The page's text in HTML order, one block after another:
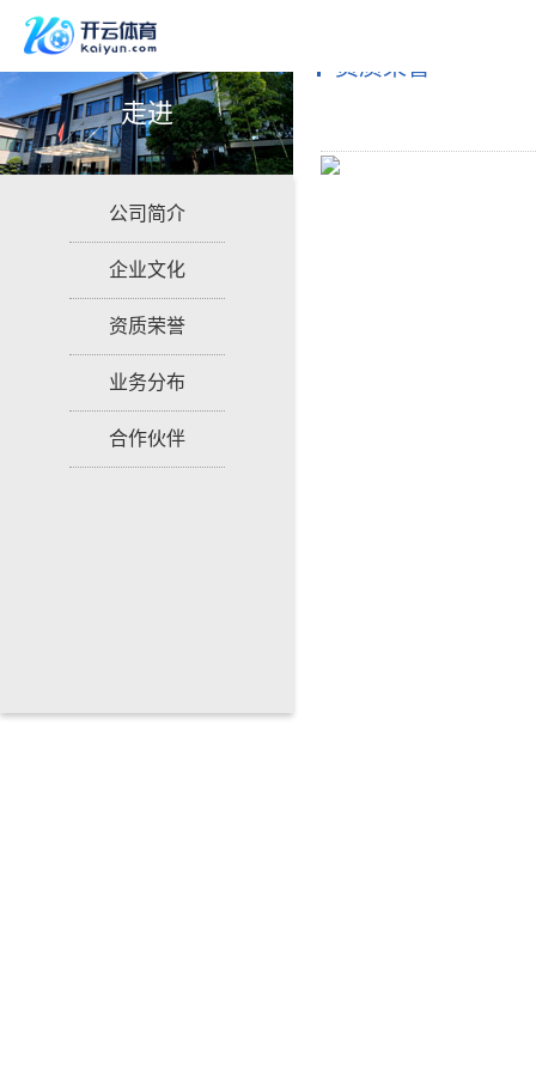
走进
公司简介
企业文化
资质荣誉
业务分布
合作伙伴
资质荣誉